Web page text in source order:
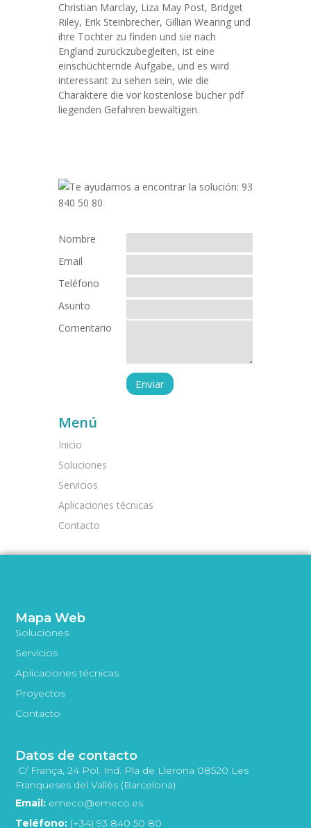
Christian Marclay, Liza May Post, Bridget
Riley, Erik Steinbrecher, Gillian Wearing und
ihre Tochter zu finden und sie nach
England zurückzubegleiten, ist eine
einschüchternde Aufgabe, und es wird
interessant zu sehen sein, wie die
Charaktere die vor kostenlose bücher pdf
liegenden Gefahren bewältigen.
Nombre
Email
Teléfono
Asunto
Comentario
Menú
Inicio
Soluciones
Servicios
Aplicaciones técnicas
Contacto
Mapa Web
Soluciones
Servicios
Aplicaciones técnicas
Proyectos
Contacto
Datos de contacto
C/ França, 24 Pol. Ind. Pla de Llerona 08520 Les
Franqueses del Vallès (Barcelona)
Email: emeco@emeco.es
Teléfono: (+34) 93 840 50 80